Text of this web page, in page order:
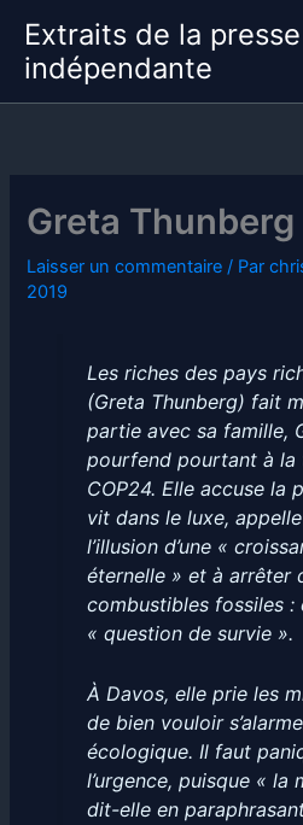
contenu
Extraits de la
indépendante
Greta Thunberg
Laisser un commentaire / Par
2019
Les riches des pays
(Greta Thunberg) fait
partie avec sa famille,
pourfend pourtant à la
COP24. Elle accuse la
vit dans le luxe,
l’illusion d’une «
éternelle » et à arrêter
combustibles fossiles :
« question de survie ».
À Davos, elle prie les
de bien vouloir
écologique. Il faut
l’urgence, puisque « la
dit-elle en